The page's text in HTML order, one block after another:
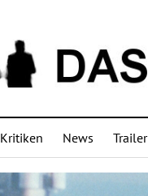
Kritiken News Trailer